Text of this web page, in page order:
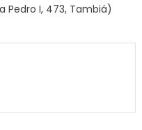
Pedro I, 473, Tambiá)